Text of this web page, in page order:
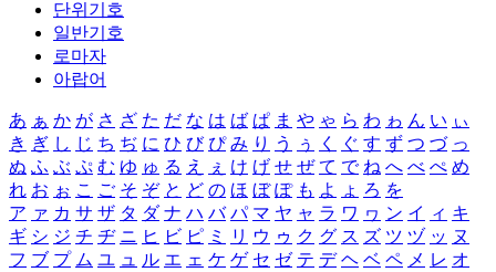
단위기호
일반기호
로마자
아랍어
あ ぁ か が さ ざ た だ な は ば ぱ ま や ゃ ら わ ゎ ん い ぃ
き ぎ し じ ち ぢ に ひ び ぴ み り う ぅ く ぐ す ず つ づ っ
ぬ ふ ぶ ぷ む ゆ ゅ る え ぇ け げ せ ぜ て で ね へ べ ぺ め
れ お ぉ こ ご そ ぞ と ど の ほ ぼ ぽ も よ ょ ろ を
ア ァ カ サ ザ タ ダ ナ ハ バ パ マ ヤ ャ ラ ワ ヮ ン イ ィ キ
ギ シ ジ チ ヂ ニ ヒ ビ ピ ミ リ ウ ゥ ク グ ス ズ ツ ヅ ッ ヌ
フ ブ プ ム ユ ュ ル エ ェ ケ ゲ セ ゼ テ デ ヘ ベ ペ メ レ オ